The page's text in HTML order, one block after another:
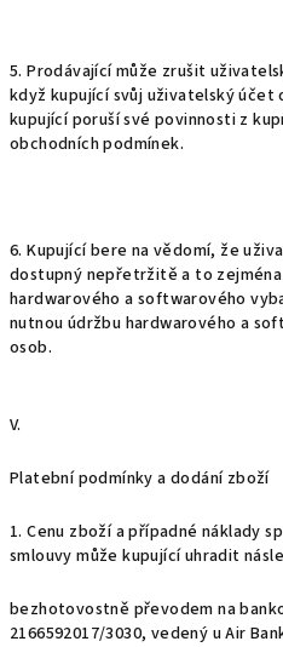
5. Prodávající může zrušit
když kupující svůj uživatelský
kupující poruší své povinnosti z
obchodních podmínek.
6. Kupující bere na vědomí, že
dostupný nepřetržitě a to
hardwarového a softwarového
nutnou údržbu hardwarového a
osob.
V.
Platební podmínky a dodání zboží
1. Cenu zboží a případné náklady
smlouvy může kupující uhradit
bezhotovostně převodem na
2166592017/3030, vedený u Air